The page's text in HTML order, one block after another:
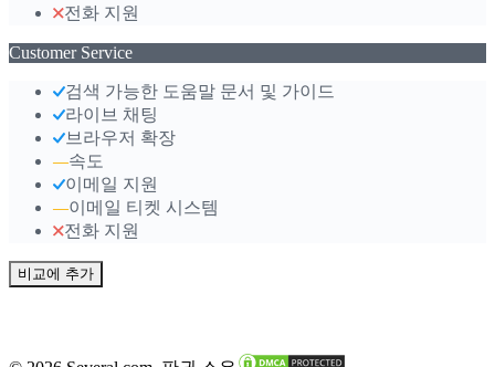
전화 지원
Customer Service
검색 가능한 도움말 문서 및 가이드
라이브 채팅
브라우저 확장
—속도
이메일 지원
—이메일 티켓 시스템
전화 지원
비교에 추가